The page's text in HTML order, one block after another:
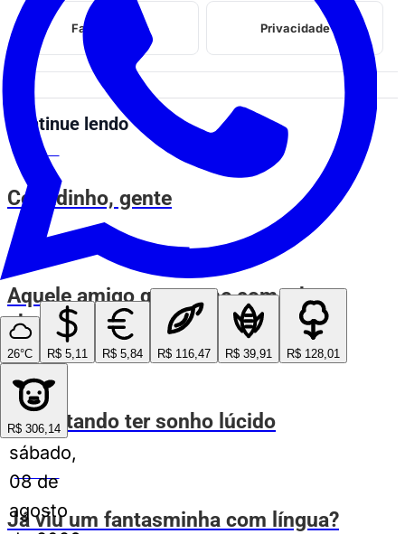
26°C R$ 5,11 R$ 5,84 R$ 116,47 R$ 39,91 R$ 128,01
R$ 306,14
sábado,
08 de
agosto
Fale conosco Privacidade
Continue lendo
ESPIA AÍ
Coitadinho, gente
Aquele amigo que come com a boca
aberta
Eu tentando ter sonho lúcido
ESPIA AÍ
Já viu um fantasminha com língua?